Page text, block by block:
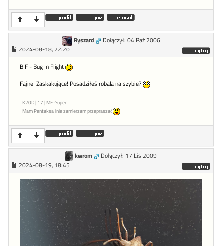
Ryszard
Dołączył: 04 Paź 2006
2024-08-18, 22:20
BIF - Bug In Flight
Fajne! Zaskakujące! Posadziłeś robala na szybie?
K20D | 17 | ME-Super
Mam Pentaksa i nie zamierzam przepraszać
kwrom
Dołączył: 17 Lis 2009
2024-08-19, 18:45